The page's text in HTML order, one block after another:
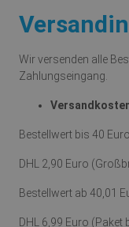
Wir versenden alle
Zahlungseingang.
Bestellwert bis 40
DHL 2,90 Euro
Bestellwert ab 40,01
DHL 6,99 Euro (Paket